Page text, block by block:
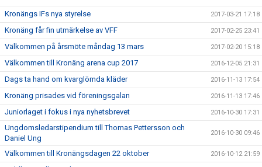
Kronängs IFs nya styrelse 2017-03-21 17:18
Kronäng får fin utmärkelse av VFF 2017-02-25 23:41
Välkommen på årsmöte måndag 13 mars 2017-02-20 15:18
Välkommen till Kronäng arena cup 2017 2016-12-05 21:31
Dags ta hand om kvarglömda kläder 2016-11-13 17:54
Kronäng prisades vid föreningsgalan 2016-11-13 17:46
Juniorlaget i fokus i nya nyhetsbrevet 2016-10-30 17:31
Ungdomsledarstipendium till Thomas Pettersson och
Daniel Ung
2016-10-30 09:46
Välkommen till Kronängsdagen 22 oktober 2016-10-12 21:59